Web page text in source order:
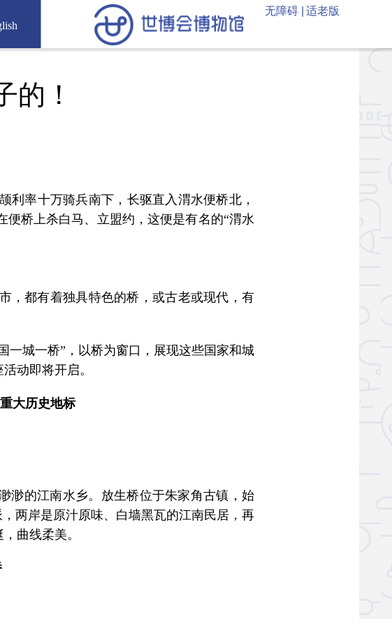
无障碍 | 适老版
的！
率十万骑兵南下，长驱直入渭水便桥北，
桥上杀白马、立盟约，这便是有名的“渭水
都有着独具特色的桥，或古老或现代，有
城一桥”，以桥为窗口，展现这些国家和城
动即将开启。
大历史地标
的江南水乡。放生桥位于朱家角古镇，始
两岸是原汁原味、白墙黑瓦的江南民居，再
曲线柔美。